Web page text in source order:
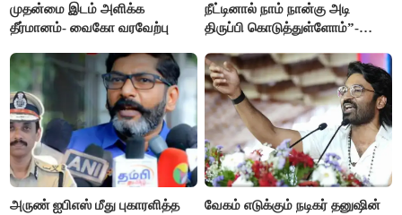
முதன்மை இடம் அளிக்க
தீர்மானம்- வைகோ வரவேற்பு
நீட்டினால் நாம் நான்கு அடி
திருப்பி கொடுத்துள்ளோம்”-
அருண் ஐபிஎஸ் மீது புகாரளித்த
வேகம் எடுக்கும் நடிகர் தனுஷின்